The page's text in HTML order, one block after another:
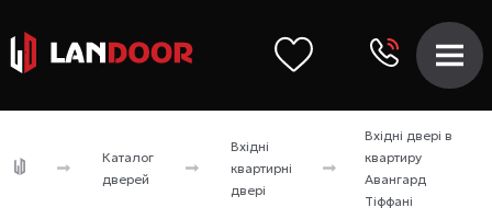
Каталог
дверей
Вхідні
квартирні
двері
Вхідні двері в
квартиру
Авангард
Тіффані